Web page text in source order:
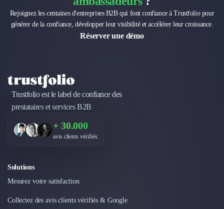
Support Client
Téléphonie & Télécommunication
Graphisme & Illustration
Recherche Utilisateur
Design Thinking
Stratégie Digitale
Création de Site Internet
Direction Artistique
Cybersécurité
Intelligence Artificielle (IA)
Rejoignez les centaines d'entreprises B2B qui font confiance à Trustfolio pour
générer de la confiance, développer leur visibilité et accélérer leur croissance.
Réserver une démo
Trustfolio est le label de confiance des
prestataires et services B2B
+ 30.000
avis clients vérifiés.
Solutions
Mesurez votre satisfaction
Collectez des avis clients vérifiés & Google